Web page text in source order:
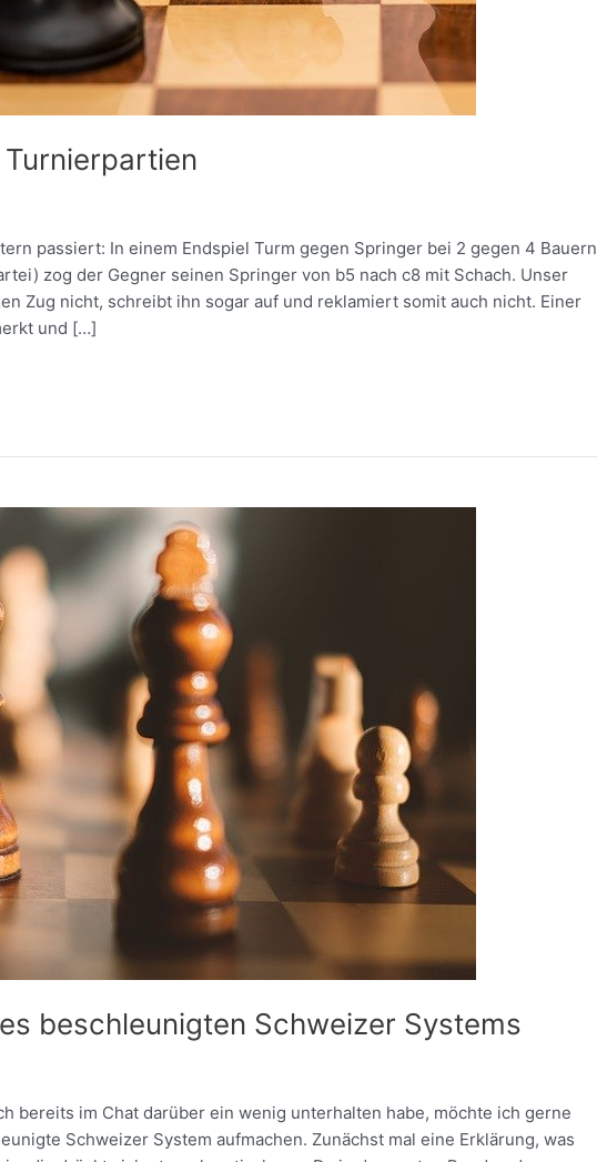
passiert: In einem Endspiel Turm gegen Springer bei 2 gegen 4 Bauern
zog der Gegner seinen Springer von b5 nach c8 mit Schach. Unser
Zug nicht, schreibt ihn sogar auf und reklamiert somit auch nicht. Einer
und […]
beschleunigten Schweizer Systems
bereits im Chat darüber ein wenig unterhalten habe, möchte ich gerne
Schweizer System aufmachen. Zunächst mal eine Erklärung, was